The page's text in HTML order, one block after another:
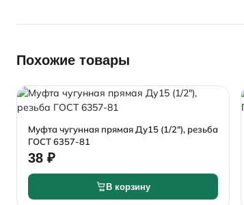
Похожие товары
Муфта чугунная прямая Ду15 (1/2"), резьба
ГОСТ 6357-81
38 ₽
В корзину